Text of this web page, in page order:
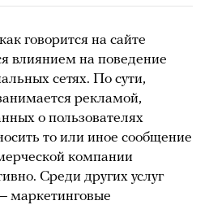
говорится на сайте
влиянием на поведение
сетях. По сути,
рекламой,
о пользователях
то или иное сообщение
компании
Среди других услуг
маркетинговые